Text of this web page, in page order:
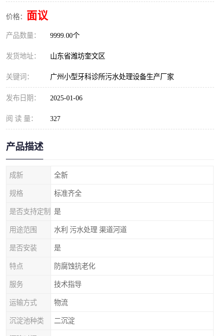
价格： 面议
产品数量： 9999.00个
发货地址： 山东省潍坊奎文区
关键词： 广州小型牙科诊所污水处理设备生产厂家
发布日期： 2025-01-06
阅 读 量： 327
产品描述
成新 全新
规格 标准齐全
是否支持定制 是
用途范围 水利 污水处理 渠道河道
是否安装 是
特点 防腐蚀抗老化
服务 技术指导
运输方式 物流
沉淀池种类 二沉淀